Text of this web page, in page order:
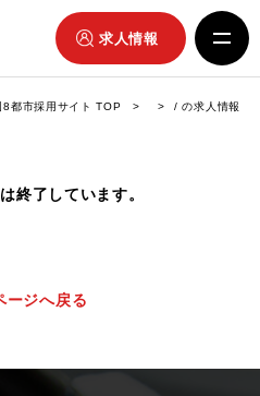
求人情報
8都市採用サイト TOP / の求人情報
終了しています。
ージへ戻る